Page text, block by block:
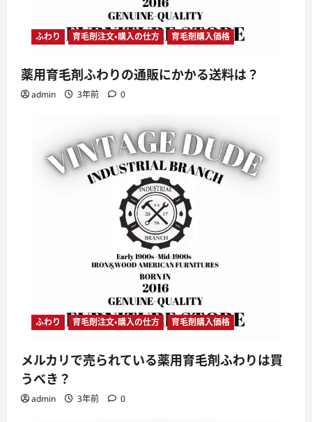
ふわり 育毛剤注文・購入の仕方 育毛剤購入価格
薬用育毛剤ふわりの通販にかかる送料は？
admin 3年前 0
ふわり 育毛剤注文・購入の仕方 育毛剤購入価格
メルカリで売られている薬用育毛剤ふわりは買
うべき？
admin 3年前 0